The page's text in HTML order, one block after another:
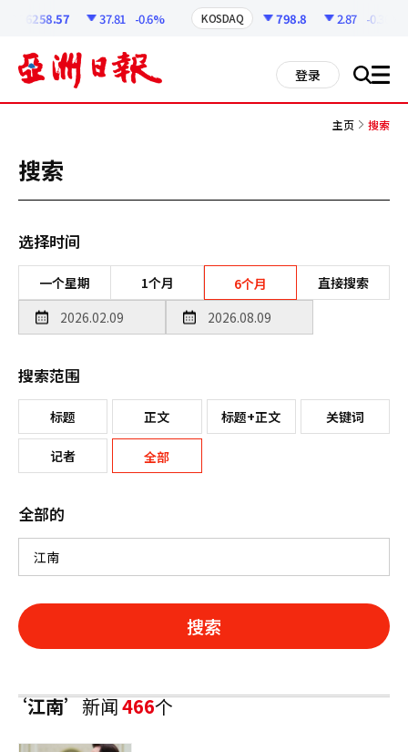
6258.57 37.81 -0.6% KOSDAQ 798.8 2.87 -0.36%
登录 搜 all
主页 搜索
搜索
选择时间
一个星期 1个月 6个月 直接搜索
搜索范围
标题 正文 标题+正文 关键词
记者 全部
全部的
搜索
‘江南’新闻466个